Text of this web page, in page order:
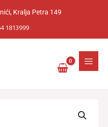
Kralja Petra 149
1813999